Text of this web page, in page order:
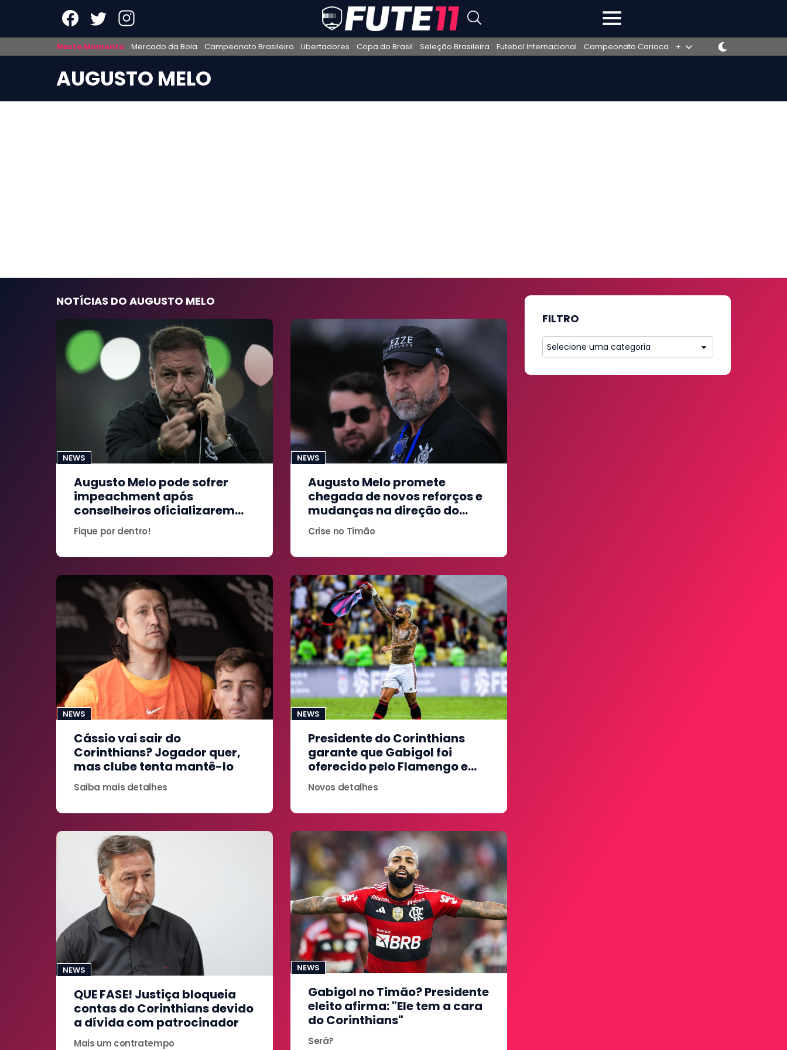
Neste Momento Mercado da Bola Campeonato Brasileiro Libertadores Copa do Brasil Seleção Brasileira Futebol Internacional Campeonato Carioca +
AUGUSTO MELO
NOTÍCIAS DO AUGUSTO MELO
NEWS
Augusto Melo pode sofrer
impeachment após
conselheiros oficializarem
pedido
Fique por dentro!
NEWS
Augusto Melo promete
chegada de novos reforços e
mudanças na direção do
Corinthians
Crise no Timão
NEWS
Cássio vai sair do
Corinthians? Jogador quer,
mas clube tenta mantê-lo
Saiba mais detalhes
NEWS
Presidente do Corinthians
garante que Gabigol foi
oferecido pelo Flamengo e
que estava 'tudo certo'
Novos detalhes
NEWS
QUE FASE! Justiça bloqueia
contas do Corinthians devido
a dívida com patrocinador
Mais um contratempo
NEWS
Gabigol no Timão? Presidente
eleito afirma: "Ele tem a cara
do Corinthians"
Será?
FILTRO